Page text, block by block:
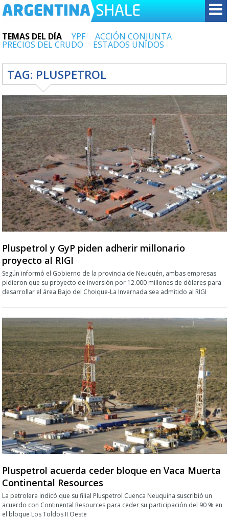
TEMAS DEL DÍA YPF ACCIÓN CONJUNTA
PRECIOS DEL CRUDO ESTADOS UNIDOS
TAG: PLUSPETROL
Pluspetrol y GyP piden adherir millonario
proyecto al RIGI
Según informó el Gobierno de la provincia de Neuquén, ambas empresas
pidieron que su proyecto de inversión por 12.000 millones de dólares para
desarrollar el área Bajo del Choique-La Invernada sea admitido al RIGI
Pluspetrol acuerda ceder bloque en Vaca Muerta
Continental Resources
La petrolera indicó que su filial Pluspetrol Cuenca Neuquina suscribió un
acuerdo con Continental Resources para ceder su participación del 90 % en
el bloque Los Toldos II Oeste